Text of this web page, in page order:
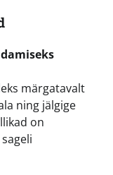
märgatavalt
ning jälgige
on